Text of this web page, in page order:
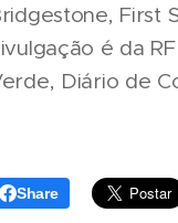
First
é da
Diário de
Share